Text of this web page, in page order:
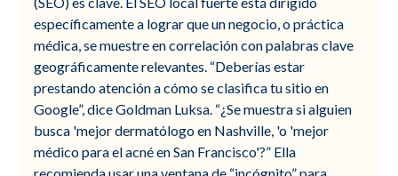
específicamente a lograr que un negocio, o práctica
médica, se muestre en correlación con palabras clave
geográficamente relevantes. “Deberías estar
prestando atención a cómo se clasifica tu sitio en
Google”, dice Goldman Luksa. “¿Se muestra si alguien
busca 'mejor dermatólogo en Nashville, 'o 'mejor
médico para el acné en San Francisco'?” Ella